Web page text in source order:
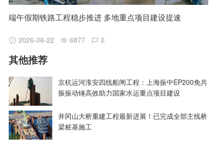
端午假期铁路工程稳步推进 多地重点项目建设提速
2026-06-22 6877 0
其他推荐
京杭运河淮安四线船闸工程：上海振中EP200免共
振振动锤高效助力国家水运重点项目建设
井冈山大桥重建工程最新进展！已完成全部主线桥
梁桩基施工